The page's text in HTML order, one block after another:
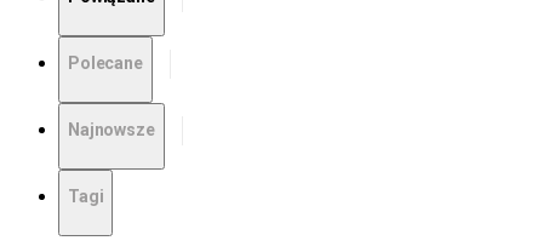
Polecane
Najnowsze
Tagi